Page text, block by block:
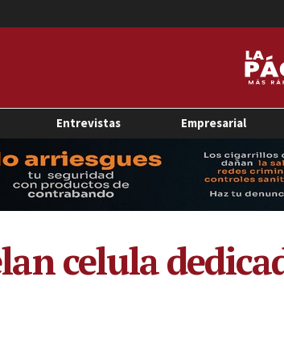
Entrevistas Empresarial
celula